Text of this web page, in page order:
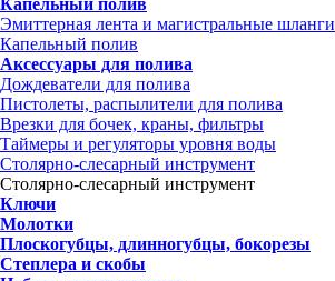
Капельный полив
Эмиттерная лента и магистральные шланги
Капельный полив
Аксессуары для полива
Дождеватели для полива
Пистолеты, распылители для полива
Врезки для бочек, краны, фильтры
Таймеры и регуляторы уровня воды
Столярно-слесарный инструмент
Столярно-слесарный инструмент
Ключи
Молотки
Плоскогубцы, длинногубцы, бокорезы
Степлера и скобы